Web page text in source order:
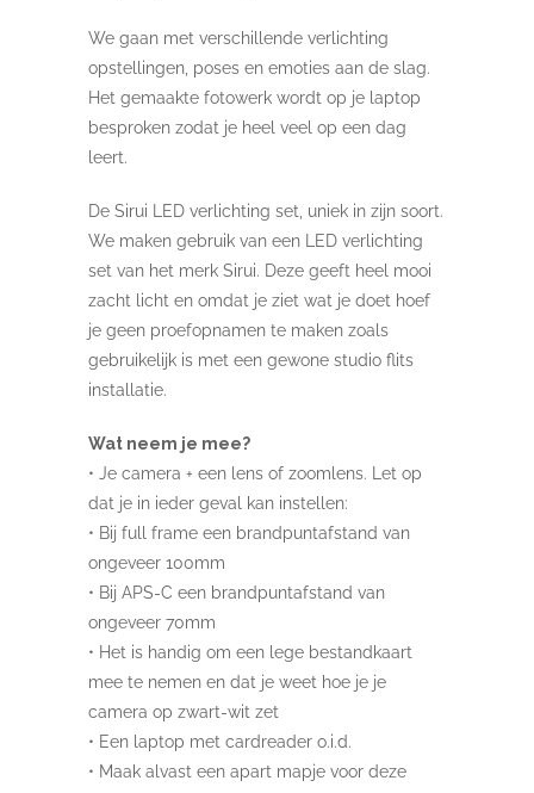
We gaan met verschillende verlichting
opstellingen, poses en emoties aan de slag.
Het gemaakte fotowerk wordt op je laptop
besproken zodat je heel veel op een dag
leert.
De Sirui LED verlichting set, uniek in zijn soort.
We maken gebruik van een LED verlichting
set van het merk Sirui. Deze geeft heel mooi
zacht licht en omdat je ziet wat je doet hoef
je geen proefopnamen te maken zoals
gebruikelijk is met een gewone studio flits
installatie.
Wat neem je mee?
• Je camera + een lens of zoomlens. Let op
dat je in ieder geval kan instellen:
• Bij full frame een brandpuntafstand van
ongeveer 100mm
• Bij APS-C een brandpuntafstand van
ongeveer 70mm
• Het is handig om een lege bestandkaart
mee te nemen en dat je weet hoe je je
camera op zwart-wit zet
• Een laptop met cardreader o.i.d.
• Maak alvast een apart mapje voor deze